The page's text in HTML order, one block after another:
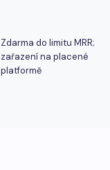
Zdarma do limitu MRR;
zařazení na placené
platformě